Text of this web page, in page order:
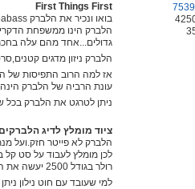
7539
First Things First
בואו ונכיר את הלברק European Seabass
גדולים...אחד מהם עלה בחכתי לברק של 6 ק"ג והשני
הלברק ניזון מדגים
אז למה הרוב התפיסות של
עונת הרביה של הלברק
ניתן לטרגט את הלברק בכל
ציוד מומלץ לדיג הלברקים
הלברק לא פייטר חזק.ועל
לכן מומלץ לעבוד על סט קל במשקלים
רולר בגודל 2500 יעשה את העבודה
למי שעובד עם חוט נילון ניתן לעבוד